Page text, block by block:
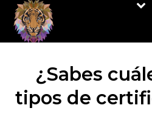
¿Sabes
tipos de